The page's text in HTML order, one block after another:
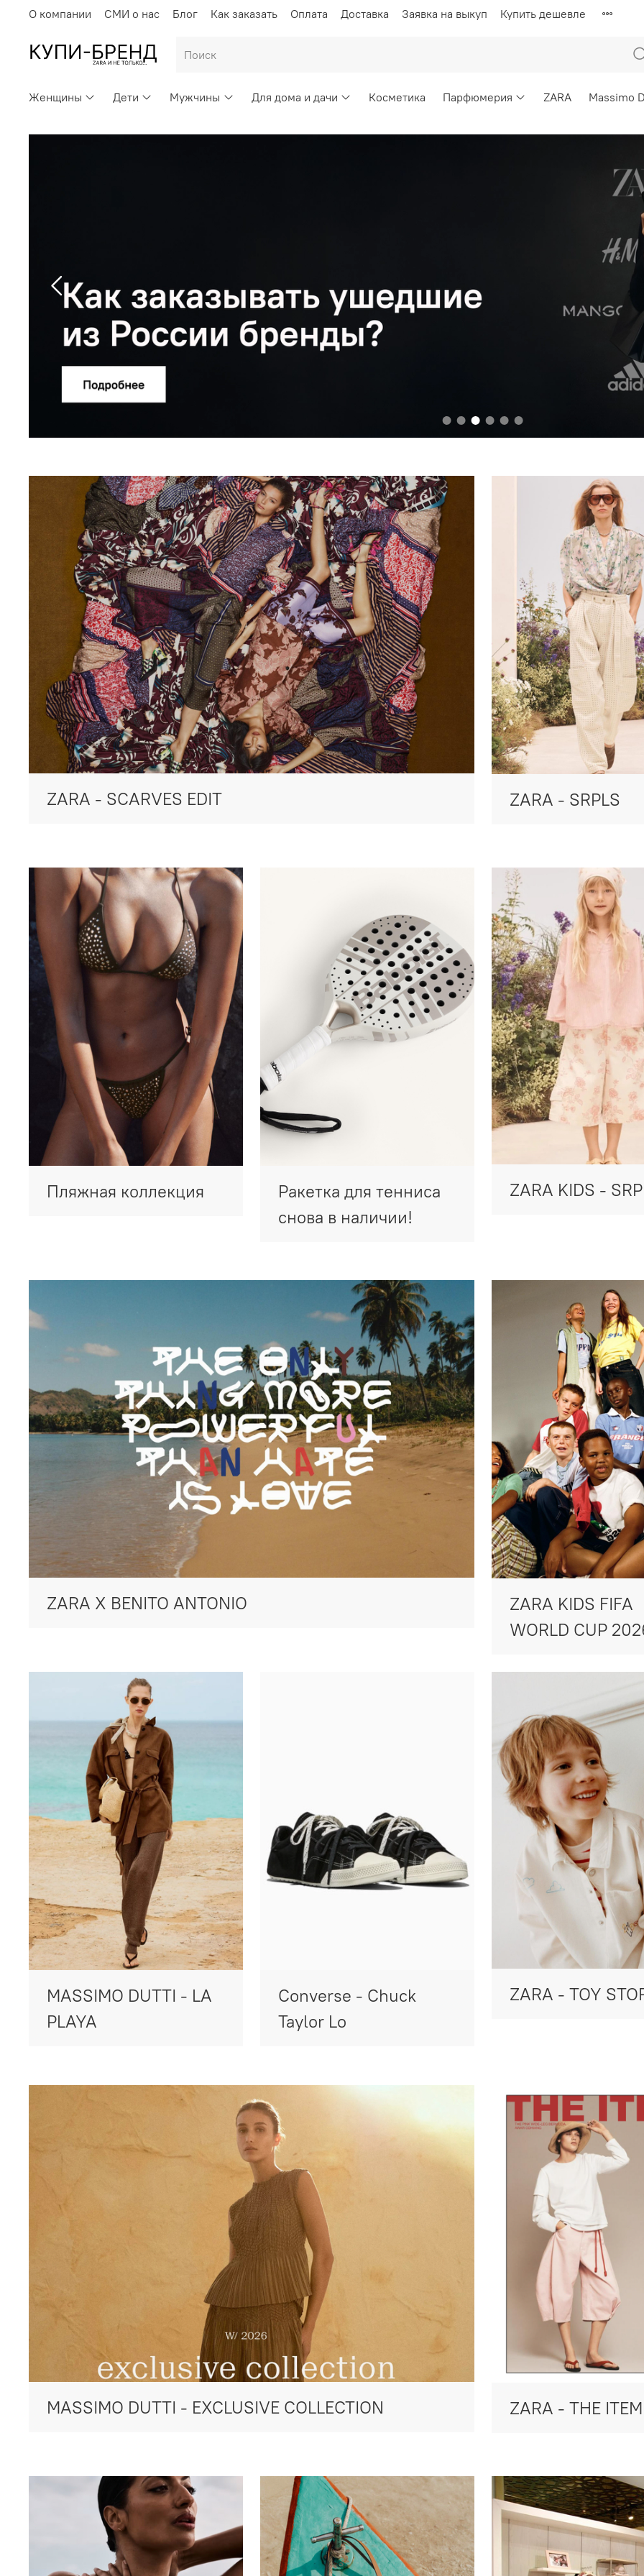
О компании СМИ о нас Блог Как заказать Оплата Доставка Заявка на выкуп Купить дешевле
Женщины Дети Мужчины Для дома и дачи Косметика Парфюмерия ZARA Massimo
ZARA - SCARVES EDIT ZARA - SRPLS
Пляжная коллекция
Ракетка для тенниса
снова в наличии!
ZARA KIDS -
ZARA X BENITO ANTONIO
ZARA KIDS FIFA
WORLD CUP
MASSIMO DUTTI - LA
PLAYA
Converse - Chuck
Taylor Lo
ZARA - TOY
MASSIMO DUTTI - EXCLUSIVE COLLECTION ZARA - THE ITEM